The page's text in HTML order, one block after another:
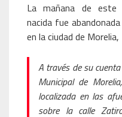
La mañana de este
nacida fue
en la ciudad de Morelia,
A través de su
Municipal de
localizada en las
sobre la calle